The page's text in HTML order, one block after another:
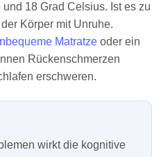
18 Grad Celsius. Ist es zu
Körper mit Unruhe.
Matratze oder ein
Rückenschmerzen
erschweren.
wirkt die kognitive